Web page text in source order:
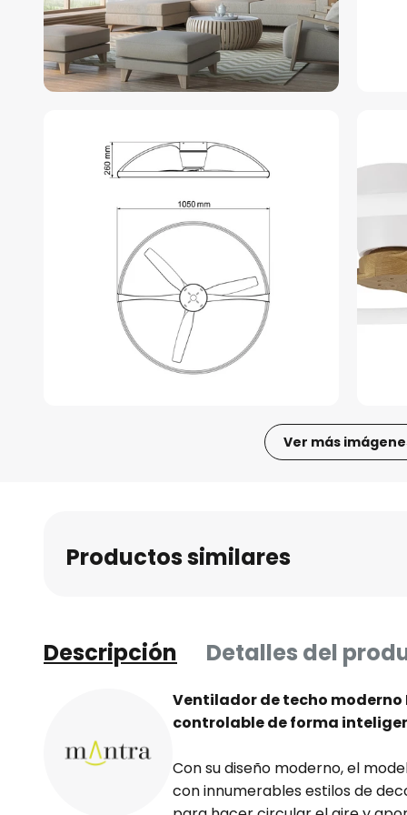
Ver más
Productos similares
Descripción Detalles del
Ventilador de techo moderno
controlable de forma
Con su diseño moderno, el
con innumerables estilos de